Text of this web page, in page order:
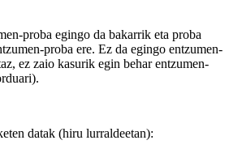
proba egingo da bakarrik eta proba
proba ere. Ez da egingo entzumen-
ez zaio kasurik egin behar entzumen-
datak (hiru lurraldeetan):